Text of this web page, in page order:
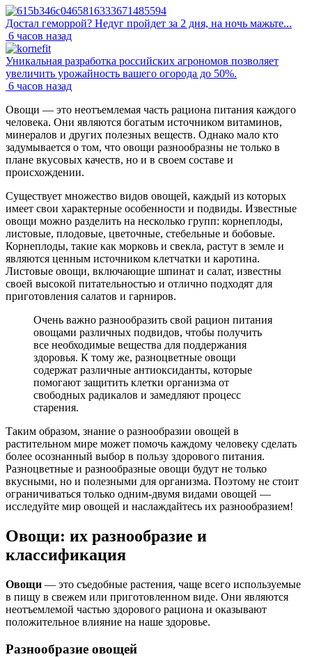
Достал геморрой? Недуг пройдет за 2 дня, на ночь мажьте...
6 часов назад
Уникальная разработка российских агрономов позволяет
увеличить урожайность вашего огорода до 50%.
6 часов назад
Овощи — это неотъемлемая часть рациона питания каждого
человека. Они являются богатым источником витаминов,
минералов и других полезных веществ. Однако мало кто
задумывается о том, что овощи разнообразны не только в
плане вкусовых качеств, но и в своем составе и
происхождении.
Существует множество видов овощей, каждый из которых
имеет свои характерные особенности и подвиды. Известные
овощи можно разделить на несколько групп: корнеплоды,
листовые, плодовые, цветочные, стебельные и бобовые.
Корнеплоды, такие как морковь и свекла, растут в земле и
являются ценным источником клетчатки и каротина.
Листовые овощи, включающие шпинат и салат, известны
своей высокой питательностью и отлично подходят для
приготовления салатов и гарниров.
Очень важно разнообразить свой рацион питания
овощами различных подвидов, чтобы получить
все необходимые вещества для поддержания
здоровья. К тому же, разноцветные овощи
содержат различные антиоксиданты, которые
помогают защитить клетки организма от
свободных радикалов и замедляют процесс
старения.
Таким образом, знание о разнообразии овощей в
растительном мире может помочь каждому человеку сделать
более осознанный выбор в пользу здорового питания.
Разноцветные и разнообразные овощи будут не только
вкусными, но и полезными для организма. Поэтому не стоит
ограничиваться только одним-двумя видами овощей —
исследуйте мир овощей и наслаждайтесь их разнообразием!
Овощи: их разнообразие и
классификация
Овощи — это съедобные растения, чаще всего используемые
в пищу в свежем или приготовленном виде. Они являются
неотъемлемой частью здорового рациона и оказывают
положительное влияние на наше здоровье.
Разнообразие овощей